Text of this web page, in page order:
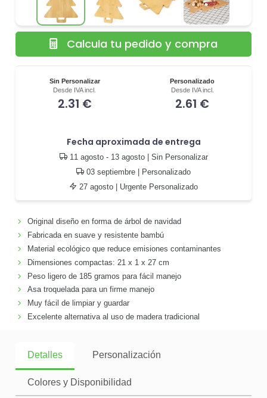
Sin Personalizar
Desde IVA incl.
2.31 €
Personalizado
Desde IVA incl.
2.61 €
Fecha aproximada de entrega
11 agosto - 13 agosto| Sin Personalizar
03 septiembre | Personalizado
27 agosto | Urgente Personalizado
Calcula tu pedido y compra
Original diseño en forma de árbol de navidad
Fabricada en suave y resistente bambú
Material ecológico que reduce emisiones contaminantes
Dimensiones compactas: 21 x 1 x 27 cm
Peso ligero de 185 gramos para fácil manejo
Asa troquelada para un firme manejo
Muy fácil de limpiar y guardar
Excelente alternativa al uso de madera tradicional
Detalles Personalización
Colores y Disponibilidad